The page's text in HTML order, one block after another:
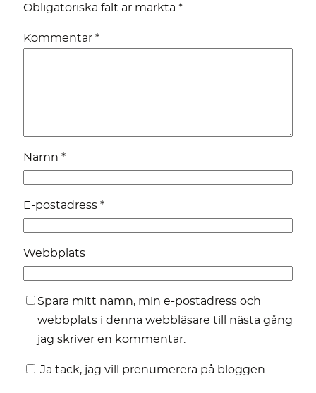
Obligatoriska fält är märkta *
Kommentar *
Namn *
E-postadress *
Webbplats
Spara mitt namn, min e-postadress och
webbplats i denna webbläsare till nästa gång
jag skriver en kommentar.
Ja tack, jag vill prenumerera på bloggen